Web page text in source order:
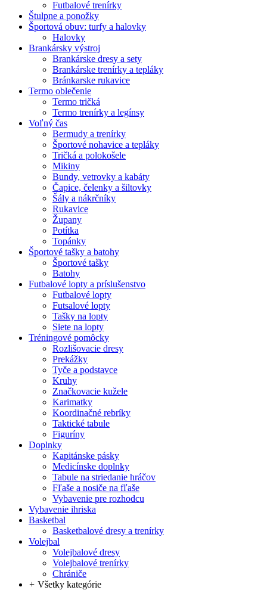
Futbalové trenírky
Štulpne a ponožky
Športová obuv: turfy a halovky
Halovky
Brankársky výstroj
Brankárske dresy a sety
Brankárske trenírky a tepláky
Bránkarske rukavice
Termo oblečenie
Termo tričká
Termo trenírky a legínsy
Voľný čas
Bermudy a trenírky
Športové nohavice a tepláky
Tričká a polokošele
Mikiny
Bundy, vetrovky a kabáty
Čapice, čelenky a šiltovky
Šály a nákrčníky
Rukavice
Župany
Potítka
Topánky
Športové tašky a batohy
Športové tašky
Batohy
Futbalové lopty a príslušenstvo
Futbalové lopty
Futsalové lopty
Tašky na lopty
Siete na lopty
Tréningové pomôcky
Rozlišovacie dresy
Prekážky
Tyče a podstavce
Kruhy
Značkovacie kužele
Karimatky
Koordinačné rebríky
Taktické tabule
Figuríny
Doplnky
Kapitánske pásky
Medicínske doplnky
Tabule na striedanie hráčov
Fľaše a nosiče na fľaše
Vybavenie pre rozhodcu
Vybavenie ihriska
Basketbal
Basketbalové dresy a trenírky
Volejbal
Volejbalové dresy
Volejbalové trenírky
Chrániče
+ Všetky kategórie